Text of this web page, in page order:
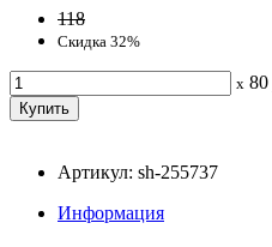
118
Скидка 32%
x 80
Артикул: sh-255737
Информация